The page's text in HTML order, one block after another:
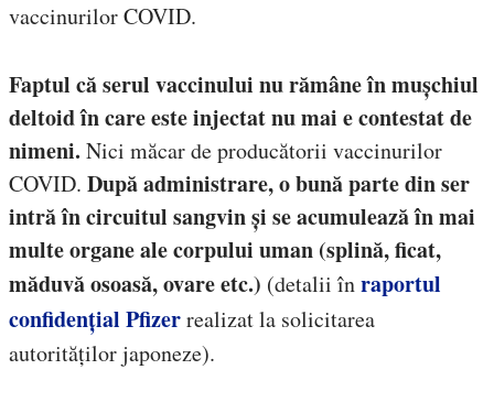
vaccinurilor COVID.
Faptul că serul vaccinului nu rămâne în mușchiul
deltoid în care este injectat nu mai e contestat de
nimeni. Nici măcar de producătorii vaccinurilor
COVID. După administrare, o bună parte din ser
intră în circuitul sangvin și se acumulează în mai
multe organe ale corpului uman (splină, ficat,
măduvă osoasă, ovare etc.) (detalii înraportul
confidențial Pfizerrealizat la solicitarea
autorităților japoneze).